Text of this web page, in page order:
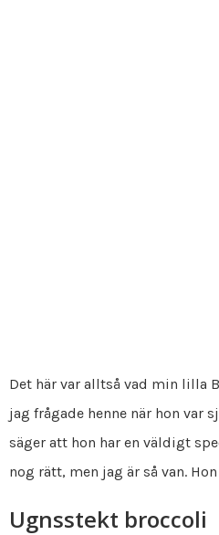
Det här var alltså vad min lilla
jag frågade henne när hon var
säger att hon har en väldigt
nog rätt, men jag är så van.
Ugnsstekt broccoli